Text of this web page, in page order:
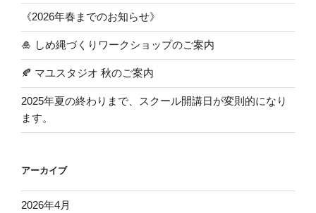
《2026年春までのお知らせ》
🎍 しめ縄づくりワークショップのご案内
🍂 マユスタジオ 秋のご案内
2025年夏の終わりまで、スクール開講日が変則的になり
ます。
アーカイブ
2026年4月